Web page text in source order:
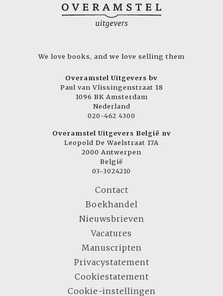
We love books, and we love selling them
Overamstel Uitgevers bv
Paul van Vlissingenstraat 18
1096 BK Amsterdam
Nederland
020-462 4300
Overamstel Uitgevers België nv
Leopold De Waelstraat 17A
2000 Antwerpen
België
03-3024210
Contact
Boekhandel
Nieuwsbrieven
Vacatures
Manuscripten
Privacystatement
Cookiestatement
Cookie-instellingen